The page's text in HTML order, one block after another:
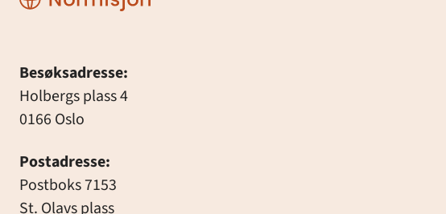
Besøksadresse:
Holbergs plass 4
0166 Oslo
Postadresse:
Postboks 7153
St. Olavs plass